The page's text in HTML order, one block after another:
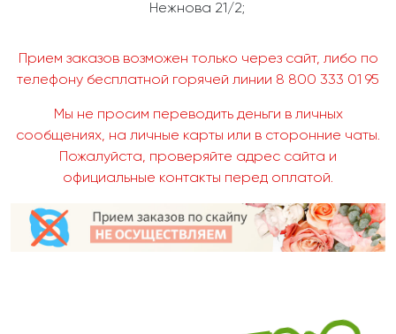
Нежнова 21/2;
Прием заказов возможен только через сайт, либо по
телефону бесплатной горячей линии 8 800 333 01 95
Мы не просим переводить деньги в личных
сообщениях, на личные карты или в сторонние чаты.
Пожалуйста, проверяйте адрес сайта и
официальные контакты перед оплатой.